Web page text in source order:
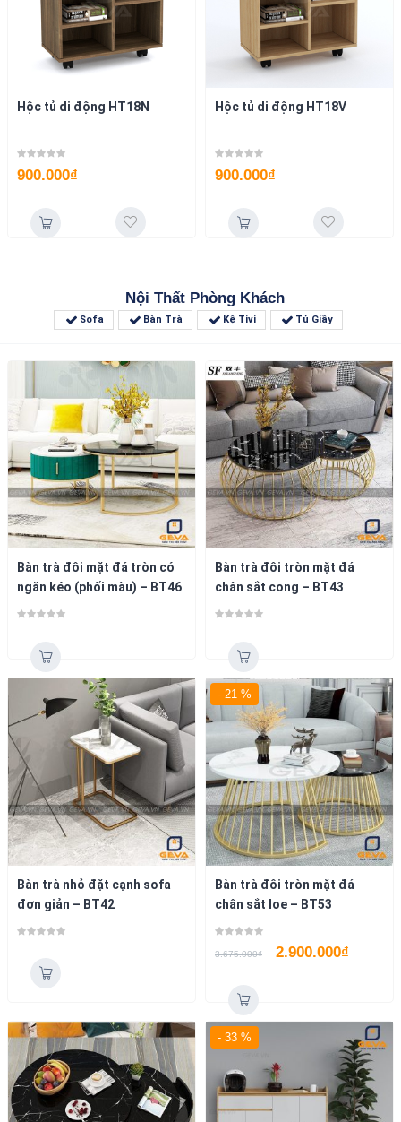
Hộc tủ di động HT18N
900.000₫
Hộc tủ di động HT18V
900.000₫
Nội Thất Phòng Khách
Sofa Bàn Trà Kệ Tivi Tủ Giầy
Bàn trà đôi mặt đá tròn có
ngăn kéo (phối màu) – BT46
Bàn trà đôi tròn mặt đá
chân sắt cong – BT43
Bàn trà nhỏ đặt cạnh sofa
đơn giản – BT42
- 21 %
Bàn trà đôi tròn mặt đá
chân sắt loe – BT53
3.675.000₫ 2.900.000₫
- 33 %